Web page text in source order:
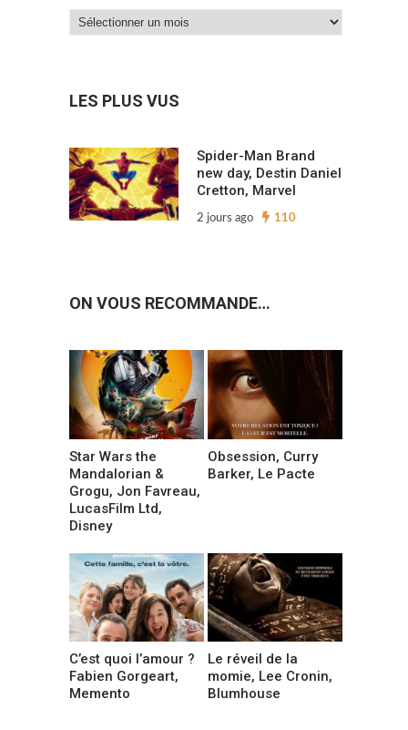
Dans
LES PLUS VUS
Spider-Man Brand
new day, Destin Daniel
Cretton, Marvel
2 jours ago 110
ON VOUS RECOMMANDE…
Star Wars the
Mandalorian &
Grogu, Jon Favreau,
LucasFilm Ltd,
Disney
Obsession, Curry
Barker, Le Pacte
C’est quoi l’amour ?
Fabien Gorgeart,
Memento
Le réveil de la
momie, Lee Cronin,
Blumhouse